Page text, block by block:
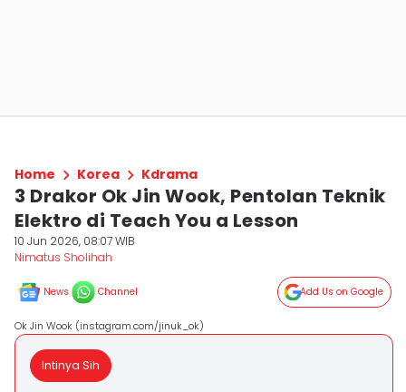
Home Korea Kdrama
3 Drakor Ok Jin Wook, Pentolan Teknik
Elektro di Teach You a Lesson
10 Jun 2026, 08:07 WIB
Nimatus Sholihah
News Channel Add Us on Google
Ok Jin Wook (instagram.com/jinuk_ok)
Intinya Sih